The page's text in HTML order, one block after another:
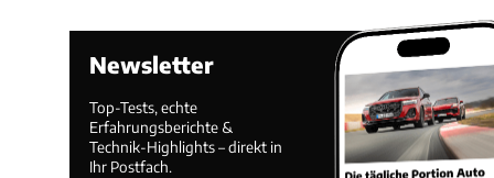
Newsletter
Top-Tests, echte
Erfahrungsberichte &
Technik-Highlights – direkt in
Ihr Postfach.